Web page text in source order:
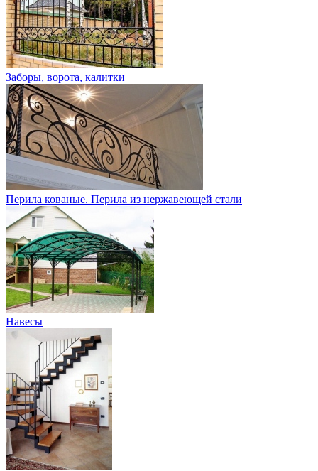
Заборы, ворота, калитки
Перила кованые. Перила из нержавеющей стали
Навесы